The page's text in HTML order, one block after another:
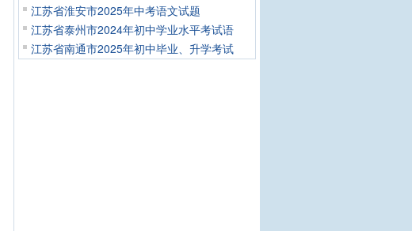
江苏省淮安市2025年中考语文试题
江苏省泰州市2024年初中学业水平考试语
江苏省南通市2025年初中毕业、升学考试